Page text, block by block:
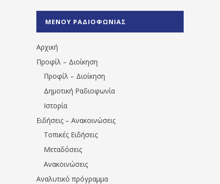
1531194763766854/" artist="" ]
ΜΕΝΟΥ ΡΑΔΙΟΦΩΝΙΑΣ
Αρχική
Προφίλ – Διοίκηση
Προφίλ – Διοίκηση
Δημοτική Ραδιοφωνία
Ιστορία
Ειδήσεις – Ανακοινώσεις
Τοπικές Ειδήσεις
Μεταδόσεις
Ανακοινώσεις
Αναλυτικό πρόγραμμα